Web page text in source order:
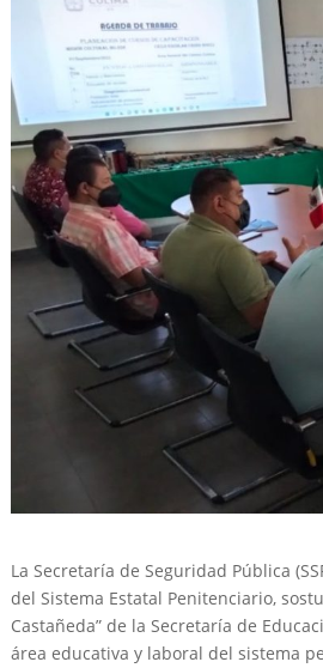
La Secretaría de Seguridad Pública
del Sistema Estatal Penitenciario,
Castañeda” de la Secretaría de
área educativa y laboral del sistema